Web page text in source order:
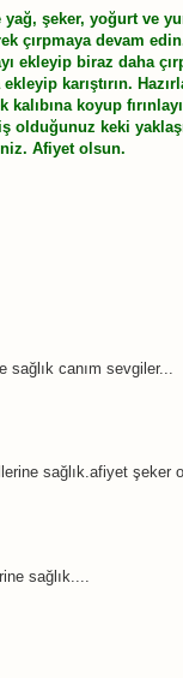
yağ, şeker, yoğurt ve
çırpmaya devam
ekleyip biraz daha
karıştırın.
kalıbına koyup
olduğunuz keki
Afiyet olsun.
canım sevgiler...
sağlık.afiyet şeker
sağlık....